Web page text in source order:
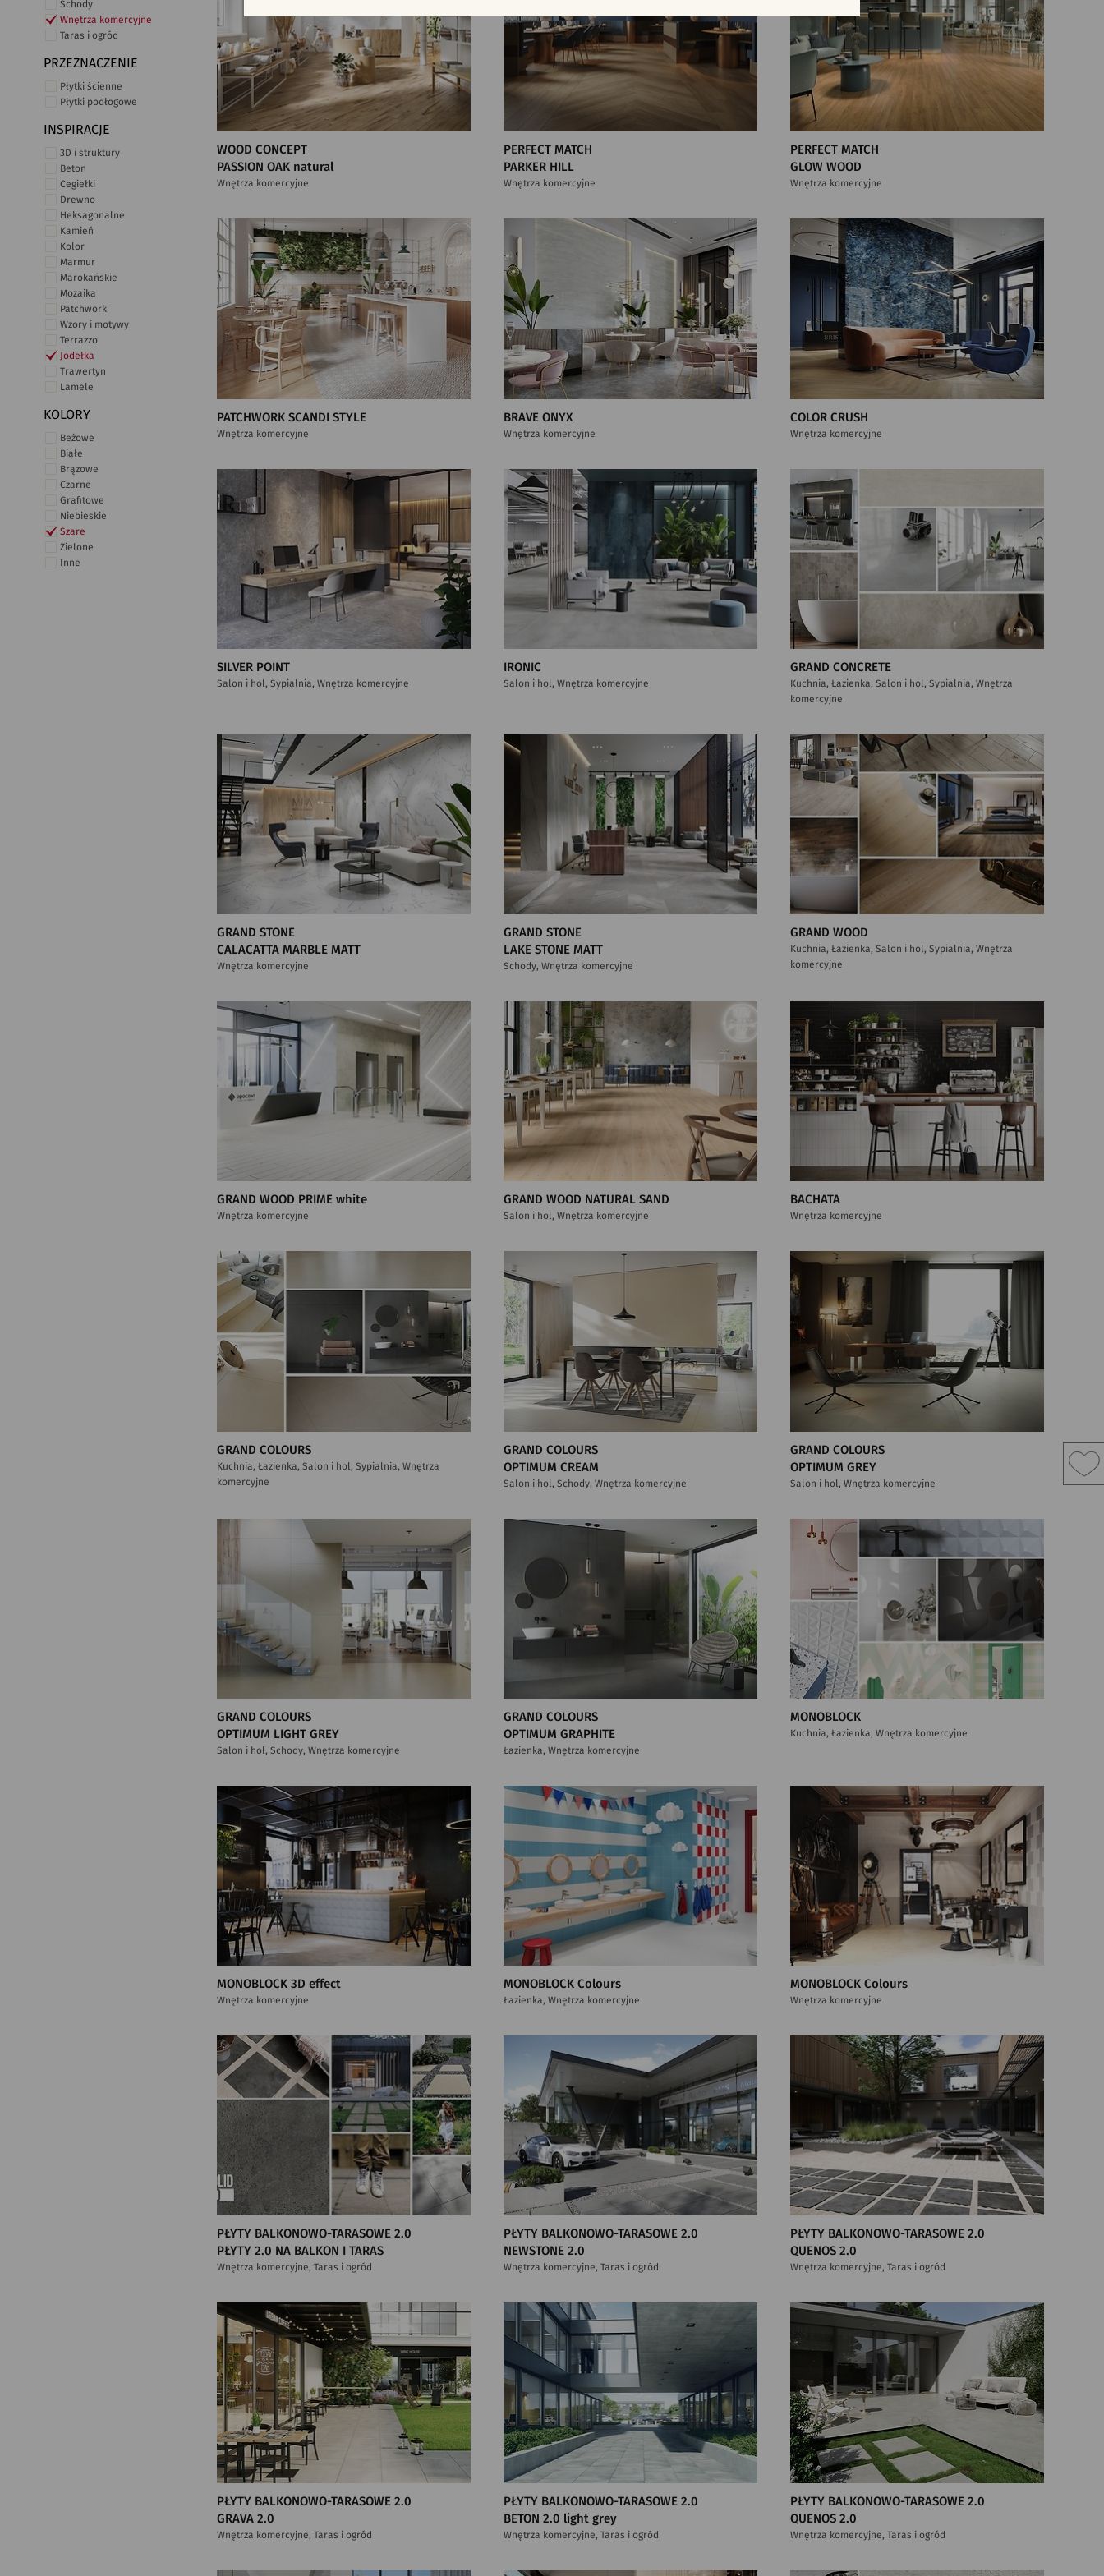
Schody
Wnętrza komercyjne
Taras i ogród
PRZEZNACZENIE
Płytki ścienne
Płytki podłogowe
INSPIRACJE
3D i struktury
Beton
Cegiełki
Drewno
Heksagonalne
Kamień
Kolor
Marmur
Marokańskie
Mozaika
Patchwork
Wzory i motywy
Terrazzo
Jodełka
Trawertyn
Lamele
KOLORY
Beżowe
Białe
Brązowe
Czarne
Grafitowe
Niebieskie
Szare
Zielone
Inne
WOOD CONCEPT
PASSION OAK natural
Wnętrza komercyjne
PERFECT MATCH
PARKER HILL
Wnętrza komercyjne
PERFECT MATCH
GLOW WOOD
Wnętrza komercyjne
PATCHWORK SCANDI STYLE
Wnętrza komercyjne
BRAVE ONYX
Wnętrza komercyjne
COLOR CRUSH
Wnętrza komercyjne
SILVER POINT
Salon i hol, Sypialnia, Wnętrza komercyjne
IRONIC
Salon i hol, Wnętrza komercyjne
GRAND CONCRETE
Kuchnia, Łazienka, Salon i hol, Sypialnia, Wnętrza
komercyjne
GRAND STONE
CALACATTA MARBLE MATT
Wnętrza komercyjne
GRAND STONE
LAKE STONE MATT
Schody, Wnętrza komercyjne
GRAND WOOD
Kuchnia, Łazienka, Salon i hol, Sypialnia, Wnętrza
komercyjne
GRAND WOOD PRIME white
Wnętrza komercyjne
GRAND WOOD NATURAL SAND
Salon i hol, Wnętrza komercyjne
BACHATA
Wnętrza komercyjne
GRAND COLOURS
Kuchnia, Łazienka, Salon i hol, Sypialnia, Wnętrza
komercyjne
GRAND COLOURS
OPTIMUM CREAM
Salon i hol, Schody, Wnętrza komercyjne
GRAND COLOURS
OPTIMUM GREY
Salon i hol, Wnętrza komercyjne
GRAND COLOURS
OPTIMUM LIGHT GREY
Salon i hol, Schody, Wnętrza komercyjne
GRAND COLOURS
OPTIMUM GRAPHITE
Łazienka, Wnętrza komercyjne
MONOBLOCK
Kuchnia, Łazienka, Wnętrza komercyjne
MONOBLOCK 3D effect
Wnętrza komercyjne
MONOBLOCK Colours
Łazienka, Wnętrza komercyjne
MONOBLOCK Colours
Wnętrza komercyjne
PŁYTY BALKONOWO-TARASOWE 2.0
PŁYTY 2.0 NA BALKON I TARAS
Wnętrza komercyjne, Taras i ogród
PŁYTY BALKONOWO-TARASOWE 2.0
NEWSTONE 2.0
Wnętrza komercyjne, Taras i ogród
PŁYTY BALKONOWO-TARASOWE 2.0
QUENOS 2.0
Wnętrza komercyjne, Taras i ogród
PŁYTY BALKONOWO-TARASOWE 2.0
GRAVA 2.0
Wnętrza komercyjne, Taras i ogród
PŁYTY BALKONOWO-TARASOWE 2.0
BETON 2.0 light grey
Wnętrza komercyjne, Taras i ogród
PŁYTY BALKONOWO-TARASOWE 2.0
QUENOS 2.0
Wnętrza komercyjne, Taras i ogród